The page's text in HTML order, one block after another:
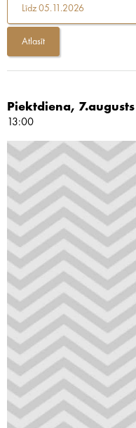
Līdz05.11.2026
Piektdiena, 7.augusts
13:00